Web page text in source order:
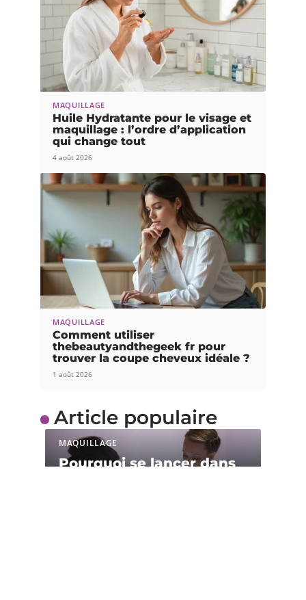
MAQUILLAGE
Huile Hydratante pour le visage et
maquillage : l’ordre d’application
qui change tout
4 août 2026
MAQUILLAGE
Comment utiliser
thebeautyandthegeek fr pour
trouver la coupe cheveux idéale ?
1 août 2026
Article populaire
MAQUILLAGE
Pourquoi se lancer dans